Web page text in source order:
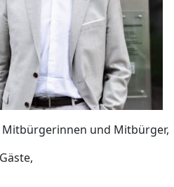
Mitbürgerinnen und Mitbürger,